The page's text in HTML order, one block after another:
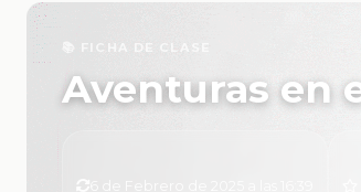
📚 FICHA DE CLASE
Aventuras en